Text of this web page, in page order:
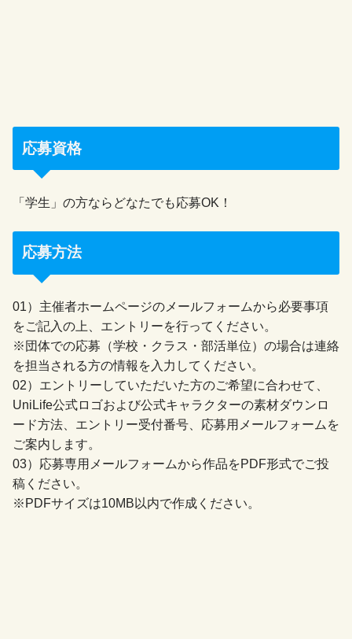
応募資格
「学生」の方ならどなたでも応募OK！
応募方法
01）主催者ホームページのメールフォームから必要事項
をご記入の上、エントリーを行ってください。
※団体での応募（学校・クラス・部活単位）の場合は連絡
を担当される方の情報を入力してください。
02）エントリーしていただいた方のご希望に合わせて、
UniLife公式ロゴおよび公式キャラクターの素材ダウンロ
ード方法、エントリー受付番号、応募用メールフォームを
ご案内します。
03）応募専用メールフォームから作品をPDF形式でご投
稿ください。
※PDFサイズは10MB以内で作成ください。